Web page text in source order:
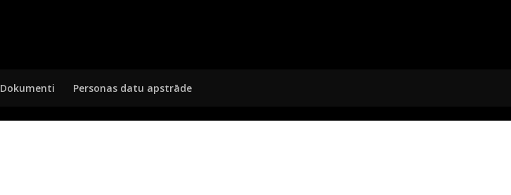
Dokumenti Personas datu apstrāde